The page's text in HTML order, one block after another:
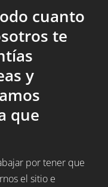
cuanto
te
y
que
por tener que
el sitio e